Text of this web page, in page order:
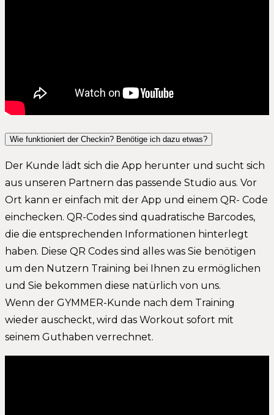
Wie funktioniert der Checkin? Benötige ich dazu etwas?
Der Kunde lädt sich die App herunter und sucht sich
aus unseren Partnern das passende Studio aus. Vor
Ort kann er einfach mit der App und einem QR- Code
einchecken. QR-Codes sind quadratische Barcodes,
die die entsprechenden Informationen hinterlegt
haben. Diese QR Codes sind alles was Sie benötigen
um den Nutzern Training bei Ihnen zu ermöglichen
und Sie bekommen diese natürlich von uns.
Wenn der GYMMER-Kunde nach dem Training
wieder auscheckt, wird das Workout sofort mit
seinem Guthaben verrechnet.